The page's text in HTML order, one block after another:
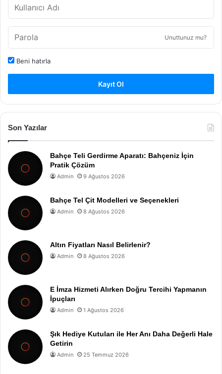
Unuttunuz mu?
Beni hatırla
Kayıt Ol
Son Yazılar
Bahçe Teli Gerdirme Aparatı: Bahçeniz İçin
Pratik Çözüm
Admin 9 Ağustos 2026
Bahçe Tel Çit Modelleri ve Seçenekleri
Admin 8 Ağustos 2026
Altın Fiyatları Nasıl Belirlenir?
Admin 8 Ağustos 2026
E İmza Hizmeti Alırken Doğru Tercihi Yapmanın
İpuçları
Admin 1 Ağustos 2026
Şık Hediye Kutuları ile Her Anı Daha Değerli Hale
Getirin
Admin 25 Temmuz 2026